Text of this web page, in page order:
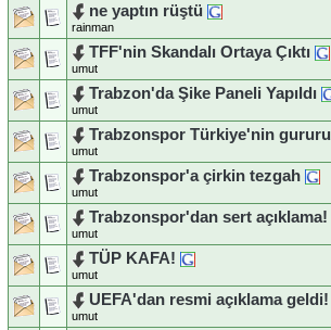
ne yaptın rüştü
rainman
TFF'nin Skandalı Ortaya Çıktı
umut
Trabzon'da Şike Paneli Yapıldı
umut
Trabzonspor Türkiye'nin gururu
umut
Trabzonspor'a çirkin tezgah
umut
Trabzonspor'dan sert açıklama!
umut
TÜP KAFA!
umut
UEFA'dan resmi açıklama geldi!
umut